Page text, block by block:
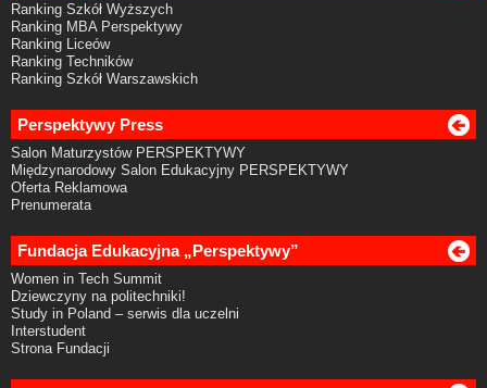
Ranking Szkół Wyższych
Ranking MBA Perspektywy
Ranking Liceów
Ranking Techników
Ranking Szkół Warszawskich
Perspektywy Press
Salon Maturzystów PERSPEKTYWY
Międzynarodowy Salon Edukacyjny PERSPEKTYWY
Oferta Reklamowa
Prenumerata
Fundacja Edukacyjna „Perspektywy”
Women in Tech Summit
Dziewczyny na politechniki!
Study in Poland – serwis dla uczelni
Interstudent
Strona Fundacji